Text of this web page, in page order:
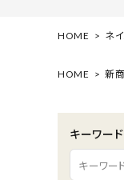
ネイルシ
水性ネイ
HOME ネ
HOME 新
キーワー